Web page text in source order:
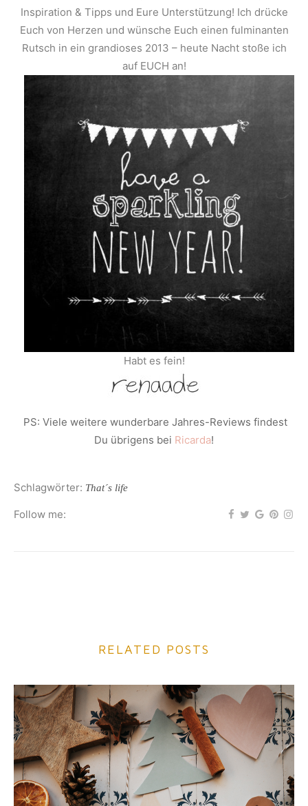
Inspiration & Tipps und Eure Unterstützung! Ich drücke
Euch von Herzen und wünsche Euch einen fulminanten
Rutsch in ein grandioses 2013 – heute Nacht stoße ich
auf EUCH an!
Habt es fein!
PS: Viele weitere wunderbare Jahres-Reviews findest
Du übrigens bei Ricarda!
Schlagwörter: That´s life
Follow me:
RELATED POSTS